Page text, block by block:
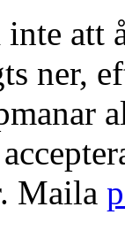
att
ner,
Maila